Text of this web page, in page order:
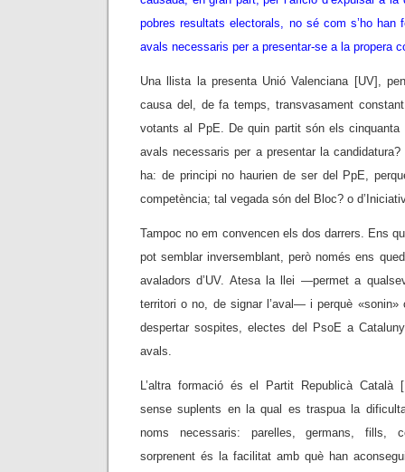
pobres resultats electorals, no sé com s’ho han
avals necessaris per a presentar-se a la propera
Una llista la presenta Unió Valenciana [UV],
causa del, de fa temps, transvasament
votants al PpE. De quin partit són els
avals necessaris per a presentar la
ha: de principi no haurien de ser del PpE,
competència; tal vegada són del Bloc? o
Tampoc no em convencen els dos darrers. Ens
pot semblar inversemblant, però només ens
avaladors d’UV. Atesa la llei —permet a
territori o no, de signar l’aval— i perquè
despertar sospites, electes del PsoE a
avals.
L’altra formació és el Partit Republicà Català
sense suplents en la qual es traspua la
noms necessaris: parelles, germans, fills,
sorprenent és la facilitat amb què han